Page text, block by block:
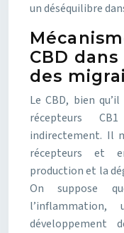
un déséquilibre
CBD
des
Le CBD, bien
récepteurs
indirectement. Il
récepteurs et
production et la
On suppose
développement